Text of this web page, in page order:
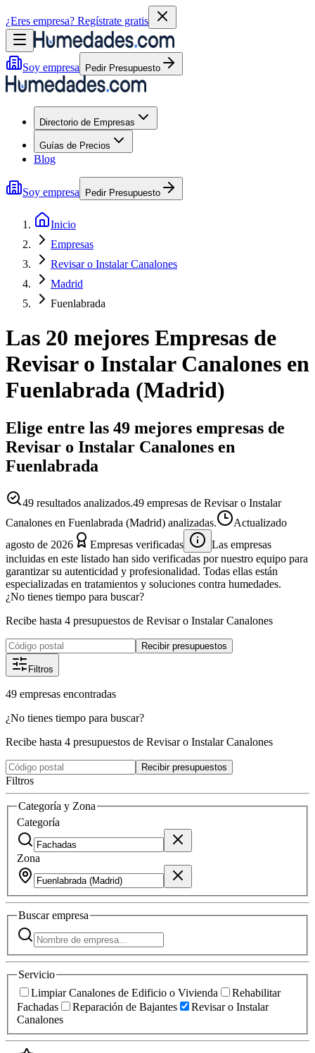
¿Eres empresa? Regístrate gratis
Soy empresa Pedir Presupuesto
Directorio de Empresas
Guías de Precios
Blog
Soy empresa Pedir Presupuesto
Inicio
Empresas
Revisar o Instalar Canalones
Madrid
Fuenlabrada
Las 20 mejores Empresas de
Revisar o Instalar Canalones en
Fuenlabrada (Madrid)
Elige entre las 49 mejores empresas de
Revisar o Instalar Canalones en
Fuenlabrada
49 resultados analizados.49 empresas de Revisar o Instalar
Canalones en Fuenlabrada (Madrid) analizadas.
Actualizado
agosto de 2026
Empresas verificadas
Las empresas
incluidas en este listado han sido verificadas por nuestro equipo para
garantizar su autenticidad y profesionalidad. Todas ellas están
especializadas en tratamientos y soluciones contra humedades.
¿No tienes tiempo para buscar?
Recibe hasta 4 presupuestos de Revisar o Instalar Canalones
Recibir presupuestos
Filtros
49 empresas encontradas
¿No tienes tiempo para buscar?
Recibe hasta 4 presupuestos de Revisar o Instalar Canalones
Recibir presupuestos
Filtros
Categoría y Zona
Categoría
Zona
Buscarempresa
Servicio
Limpiar Canalones de Edificio o Vivienda
Rehabilitar
Fachadas
Reparación de Bajantes
Revisar o Instalar
Canalones